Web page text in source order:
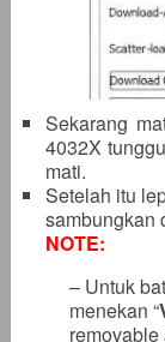
Sekarang
4032X
mati.
Setelah itu
sambungkan
NOTE:
– Untuk
menekan “
removable